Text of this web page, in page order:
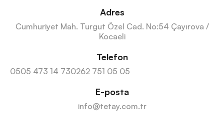
Adres
Cumhuriyet Mah. Turgut Özel Cad. No:54 Çayırova /
Kocaeli
Telefon
0505 473 14 730262 751 05 05
E-posta
info@tetay.com.tr